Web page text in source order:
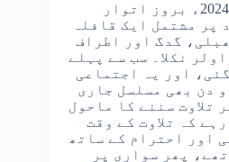
الحمد اللہ 6/اکتوبر 2024ء بروز اتوار
کا 10 افراد پر مشتمل ایک قافلہ
گدگ اور اطراف
نکلا۔ سب سے پہلے
اور یہ اجتماعی
دن بھی مسلسل جاری
تلاوت سننے کا ماحول
کہ تلاوت کے وقت
اور احترام کے ساتھ
پھر سواری پر